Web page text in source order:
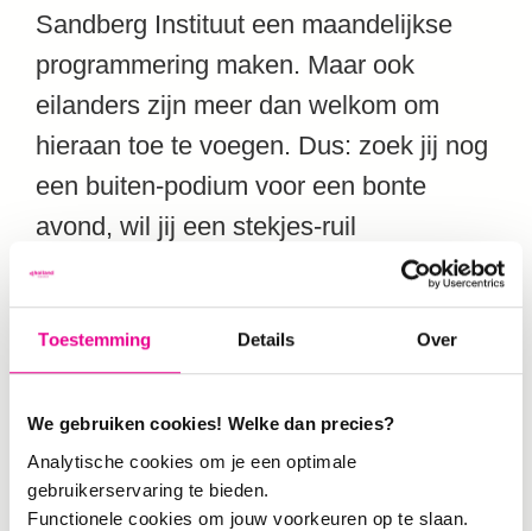
Toestemming Details Over
We gebruiken cookies! Welke dan precies?
Analytische cookies om je een optimale
gebruikerservaring te bieden.
Functionele cookies om jouw voorkeuren op te slaan.
Sandberg Instituut een maandelijkse
programmering maken. Maar ook
eilanders zijn meer dan welkom om
hieraan toe te voegen. Dus: zoek jij nog
een buiten-podium voor een bonte
avond, wil jij een stekjes-ruil
organiseren of heb je andere ideeën?
Neem contact op
metsluislab@inholland.nl